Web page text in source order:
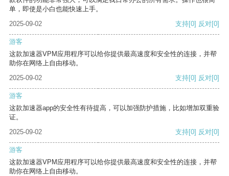
单，即使是小白也能快速上手。
2025-09-02
支持[0] 反对[0]
游客
这款加速器VPM应用程序可以给你提供最高速度和安全性的连接，并帮
助你在网络上自由移动。
2025-09-02
支持[0] 反对[0]
游客
这款加速器app的安全性有待提高，可以加强防护措施，比如增加双重验
证。
2025-09-02
支持[0] 反对[0]
游客
这款加速器VPM应用程序可以给你提供最高速度和安全性的连接，并帮
助你在网络上自由移动。